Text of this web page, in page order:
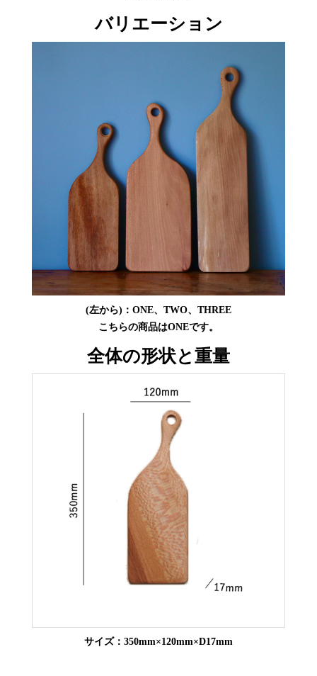
バリエーション
(左から)：ONE、TWO、THREE
こちらの商品はONEです。
全体の形状と重量
サイズ：350mm×120mm×D17mm